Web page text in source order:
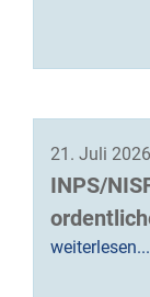
21. Juli 2026
INPS/
weiterlesen...